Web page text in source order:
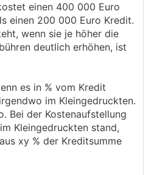
die Methode der
Einzelfall nachweisen
wurde, lässt sich jede
der Kreditsumme
die Vermutung mehr
der prozentullen
Wenn nicht würde das für
dass Banken
Berechnung
dürften es nur nirgends in
einen 400 000 Euro
einen 200 000 Euro Kredit.
wenn sie je höher die
deutlich erhöhen, ist
es in % vom Kredit
im Kleingedruckten.
Bei der Kostenaufstellung
Kleingedruckten stand,
xy % der Kreditsumme